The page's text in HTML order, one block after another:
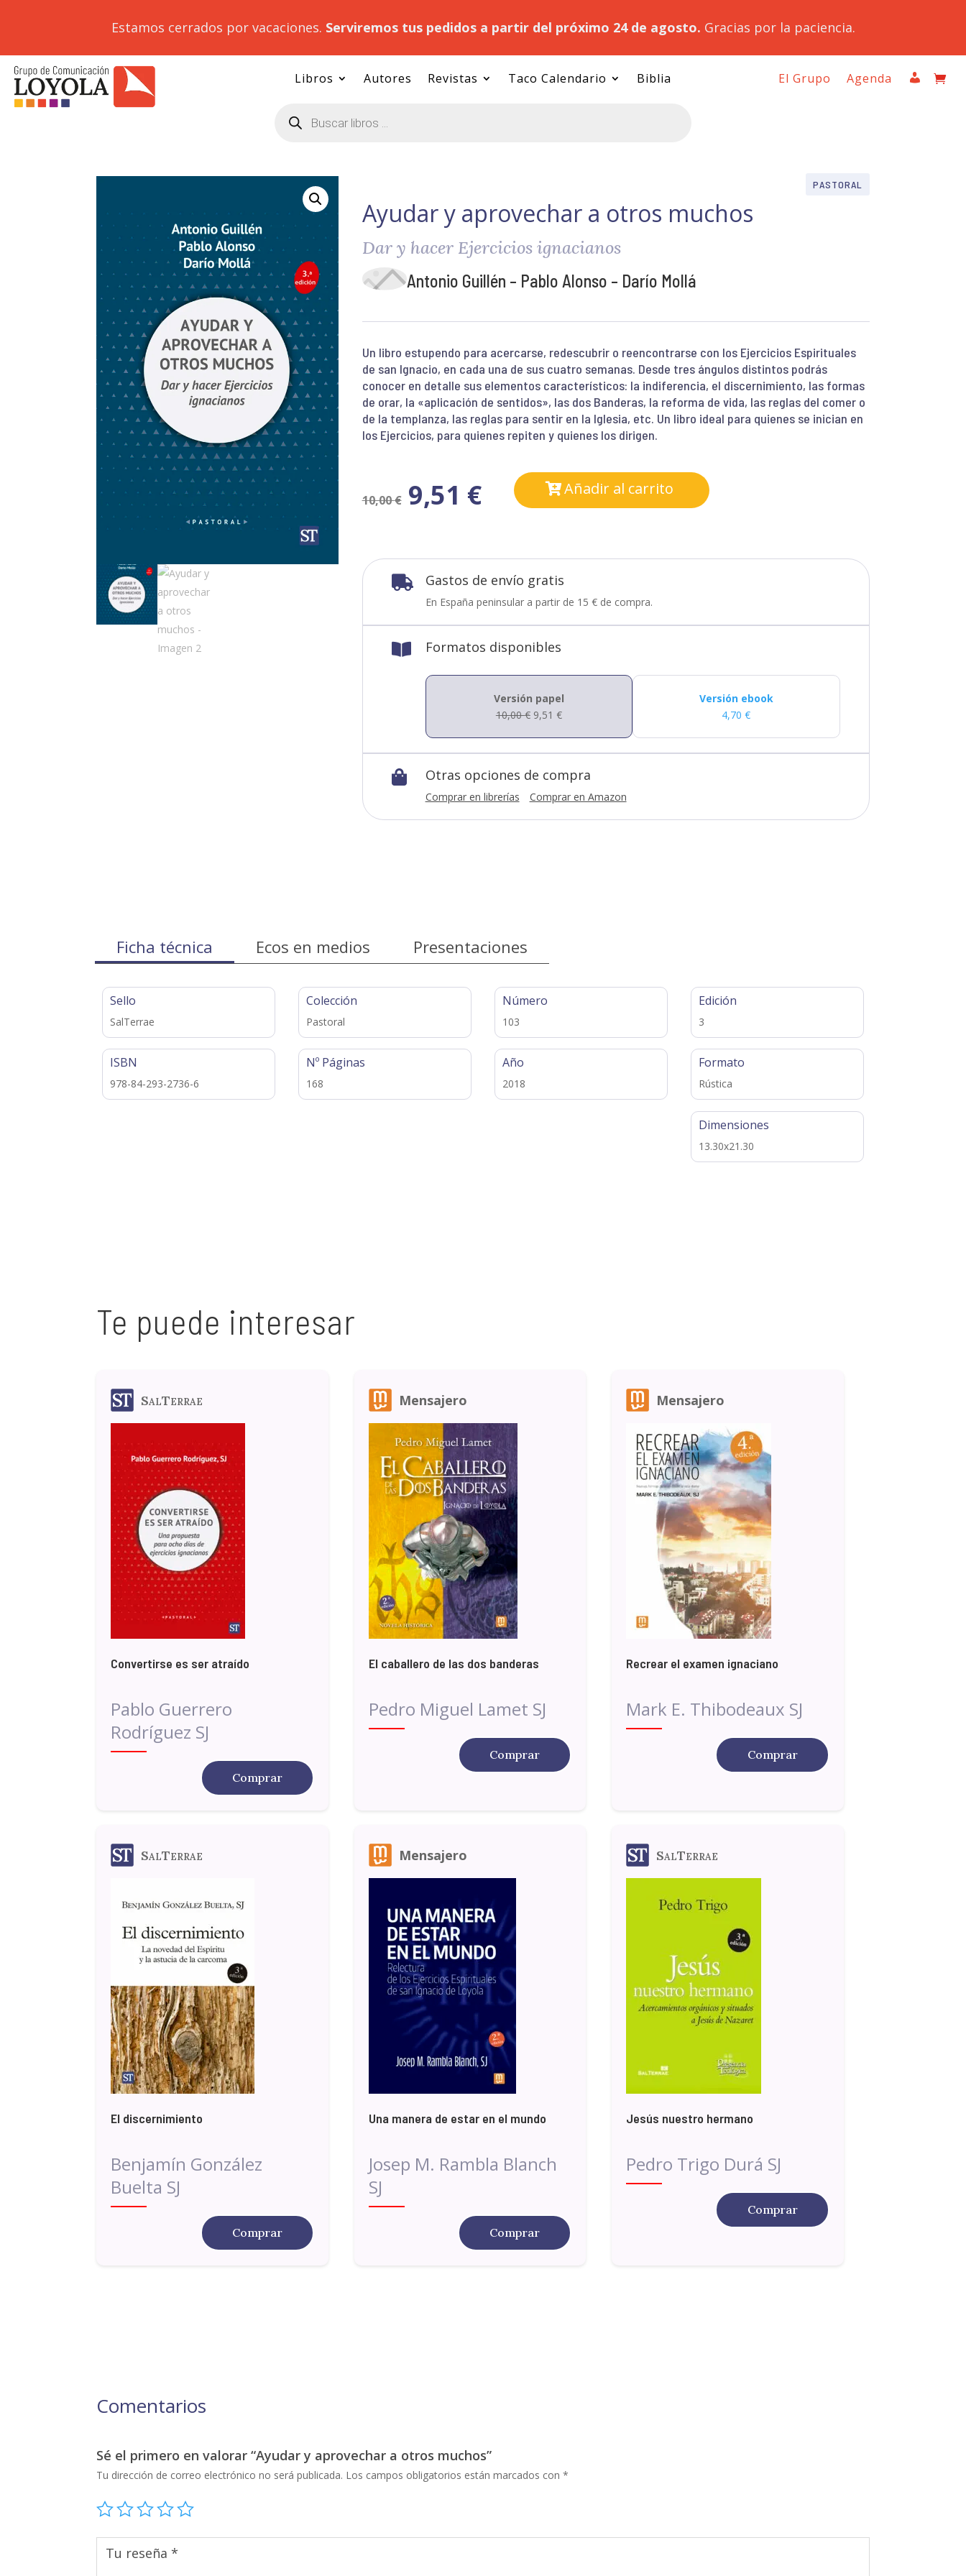
Estamos cerrados por vacaciones. Serviremos tus pedidos a partir del próximo 24 de agosto. Gracias por la paciencia.
Libros Autores Revistas Taco Calendario Biblia
productos
El Grupo Agenda
PASTORAL
Ayudar y aprovechar a otros muchos
Dar y hacer Ejercicios ignacianos
Antonio Guillén – Pablo Alonso – Darío Mollá
Un libro estupendo para acercarse, redescubrir o reencontrarse con los Ejercicios Espirituales
de san Ignacio, en cada una de sus cuatro semanas. Desde tres ángulos distintos podrás
conocer en detalle sus elementos característicos: la indiferencia, el discernimiento, las formas
de orar, la «aplicación de sentidos», las dos Banderas, la reforma de vida, las reglas del comer o
de la templanza, las reglas para sentir en la Iglesia, etc. Un libro ideal para quienes se inician en
los Ejercicios, para quienes repiten y quienes los dirigen.
10,00€ 9,51 € Añadir al carrito
 Gastos de envío gratis
En España peninsular a partir de 15 € de compra.
 Formatos disponibles
Versión papel
10,00€ 9,51 €
Versión ebook
4,70€
 Otras opciones de compra
Comprar en librerías Comprar en Amazon
Ficha técnica Ecos en medios Presentaciones
Sello
SalTerrae
ISBN
978-84-293-2736-6
Colección
Pastoral
Nº Páginas
168
Número
103
Año
2018
Edición
3
Formato
Rústica
Dimensiones
13.30x21.30
Te puede interesar
SalTerrae
Convertirse es ser atraído
Pablo Guerrero
Rodríguez SJ
Comprar
Mensajero
El caballero de las dos banderas
Pedro Miguel Lamet SJ
Comprar
Mensajero
Recrear el examen ignaciano
Mark E. Thibodeaux SJ
Comprar
SalTerrae
El discernimiento
Benjamín González
Buelta SJ
Comprar
Mensajero
Una manera de estar en el mundo
Josep M. Rambla Blanch
SJ
Comprar
SalTerrae
Jesús nuestro hermano
Pedro Trigo Durá SJ
Comprar
Comentarios
Sé el primero en valorar “Ayudar y aprovechar a otros muchos”
Tu dirección de correo electrónico no será publicada. Los campos obligatorios están marcados con*